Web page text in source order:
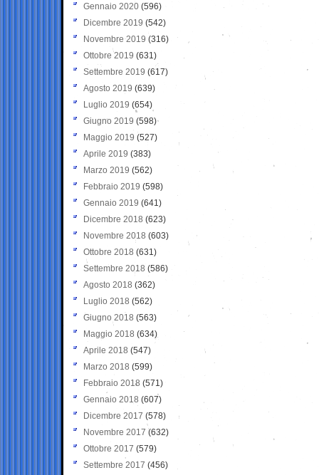
Gennaio 2020 (596)
Dicembre 2019 (542)
Novembre 2019 (316)
Ottobre 2019 (631)
Settembre 2019 (617)
Agosto 2019 (639)
Luglio 2019 (654)
Giugno 2019 (598)
Maggio 2019 (527)
Aprile 2019 (383)
Marzo 2019 (562)
Febbraio 2019 (598)
Gennaio 2019 (641)
Dicembre 2018 (623)
Novembre 2018 (603)
Ottobre 2018 (631)
Settembre 2018 (586)
Agosto 2018 (362)
Luglio 2018 (562)
Giugno 2018 (563)
Maggio 2018 (634)
Aprile 2018 (547)
Marzo 2018 (599)
Febbraio 2018 (571)
Gennaio 2018 (607)
Dicembre 2017 (578)
Novembre 2017 (632)
Ottobre 2017 (579)
Settembre 2017 (456)